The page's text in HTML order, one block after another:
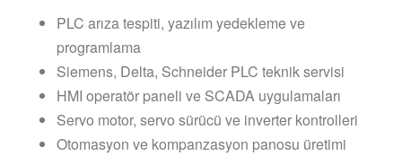
PLC arıza tespiti, yazılım yedekleme ve
programlama
Siemens, Delta, Schneider PLC teknik servisi
HMI operatör paneli ve SCADA uygulamaları
Servo motor, servo sürücü ve inverter kontrolleri
Otomasyon ve kompanzasyon panosu üretimi